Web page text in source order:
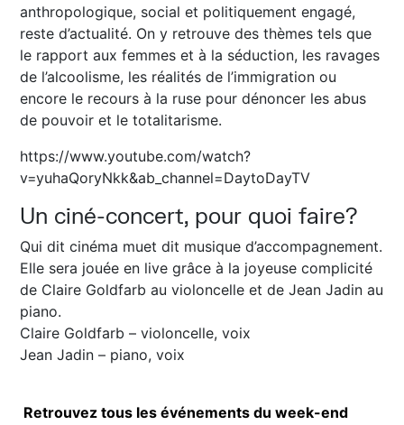
anthropologique, social et politiquement engagé,
reste d’actualité. On y retrouve des thèmes tels que
le rapport aux femmes et à la séduction, les ravages
de l’alcoolisme, les réalités de l’immigration ou
encore le recours à la ruse pour dénoncer les abus
de pouvoir et le totalitarisme.
https://www.youtube.com/watch?
v=yuhaQoryNkk&ab_channel=DaytoDayTV
Un ciné-concert, pour quoi faire?
Qui dit cinéma muet dit musique d’accompagnement.
Elle sera jouée en live grâce à la joyeuse complicité
de Claire Goldfarb au violoncelle et de Jean Jadin au
piano.
Claire Goldfarb – violoncelle, voix
Jean Jadin – piano, voix
Retrouvez tous les événements du week-end